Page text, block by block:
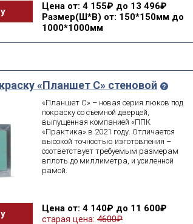
Цена от: 4 155₽ до 13 496₽
Размер(Ш*В) от: 150*150мм до
1000*1000мм
«Планшет С» стеновой
«Планшет С» – новая серия люков под
покраску со съемной дверцей,
выпущенная компанией «ППК
«Практика» в 2021 году. Отличается
высокой точностью изготовления –
соответствует требуемым размерам
вплоть до миллиметра, и усиленной
рамой.
Цена от: 4 140₽ до 11 600₽
старая цена: 4600₽